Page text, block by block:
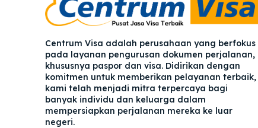
Centrum Visa adalah perusahaan yang berfokus
pada layanan pengurusan dokumen perjalanan,
khususnya paspor dan visa. Didirikan dengan
komitmen untuk memberikan pelayanan terbaik,
kami telah menjadi mitra terpercaya bagi
banyak individu dan keluarga dalam
mempersiapkan perjalanan mereka ke luar
negeri.